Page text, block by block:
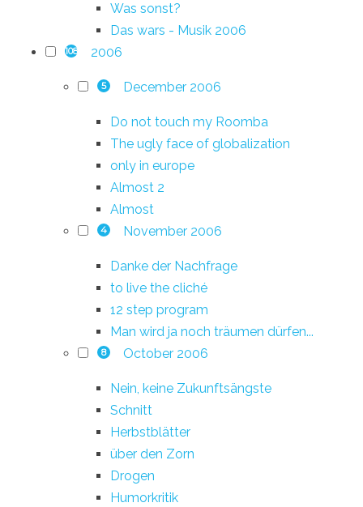
Was sonst?
Das wars - Musik 2006
108 2006
5 December 2006
Do not touch my Roomba
The ugly face of globalization
only in europe
Almost 2
Almost
4 November 2006
Danke der Nachfrage
to live the cliché
12 step program
Man wird ja noch träumen dürfen...
8 October 2006
Nein, keine Zukunftsängste
Schnitt
Herbstblätter
über den Zorn
Drogen
Humorkritik